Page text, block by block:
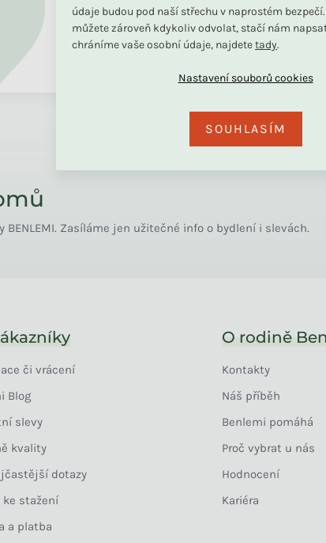
údaje budou pod naší střechu v naprostém
můžete zároveň kdykoliv odvolat, stačí nám
chráníme vaše osobní údaje, najdetetady.
SOUHLASÍM
+420 739 787 164
Po - Pá 8:30 - 16:00
Zasíláme jen užitečné info o bydlení i slevách.
či vrácení
Blog
slevy
kvality
dotazy
ke stažení
a platba
O rodině
Kontakty
Náš příběh
Benlemi pomáhá
Proč vybrat u nás
Hodnocení
Kariéra